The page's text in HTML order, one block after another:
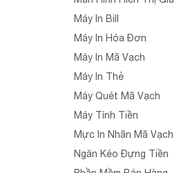
Máy In Bill
Máy In Hóa Đơn
Máy In Mã Vạch
Máy In Thẻ
Máy Quét Mã Vạch
Máy Tính Tiền
Mực In Nhãn Mã Vạch
Ngăn Kéo Đựng Tiền